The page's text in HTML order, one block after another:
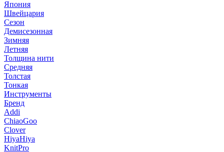
Япония
Швейцария
Сезон
Демисезонная
Зимняя
Летняя
Толщина нити
Средняя
Толстая
Тонкая
Инструменты
Бренд
Addi
ChiaoGoo
Clover
HiyaHiya
KnitPro